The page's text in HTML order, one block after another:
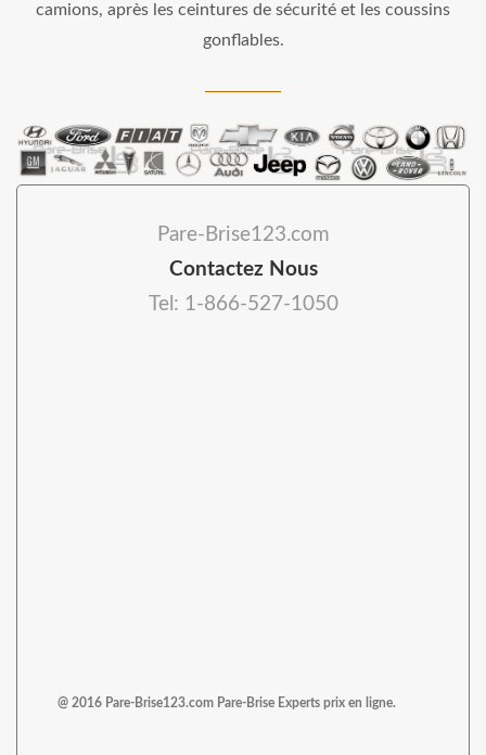
camions, après les ceintures de sécurité et les coussins
gonflables.
Pare-Brise123.com
Contactez Nous
Tel: 1-866-527-1050
@ 2016 Pare-Brise123.com Pare-Brise Experts prix en ligne.